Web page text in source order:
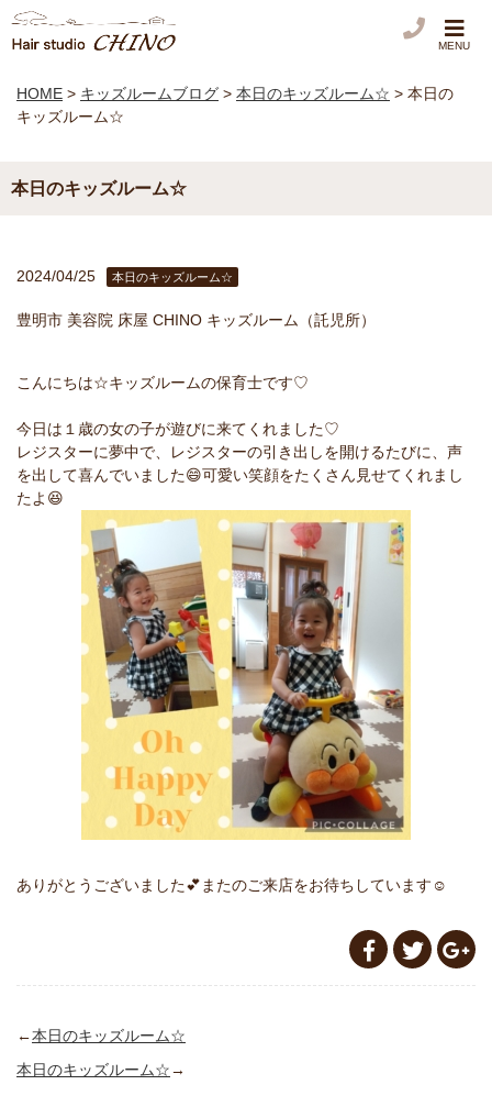
MENU
HOME > キッズルームブログ > 本日のキッズルーム☆ > 本日の
キッズルーム☆
本日のキッズルーム☆
2024/04/25 本日のキッズルーム☆
豊明市 美容院 床屋 CHINO キッズルーム（託児所）
こんにちは☆キッズルームの保育士です♡
今日は１歳の女の子が遊びに来てくれました♡
レジスターに夢中で、レジスターの引き出しを開けるたびに、声
を出して喜んでいました😄可愛い笑顔をたくさん見せてくれまし
たよ😆
ありがとうございました💕またのご来店をお待ちしています☺️
←本日のキッズルーム☆
本日のキッズルーム☆→